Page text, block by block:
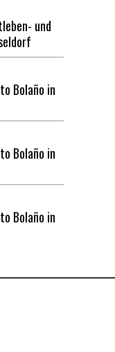
und
Bolaño in
Bolaño in
Bolaño in